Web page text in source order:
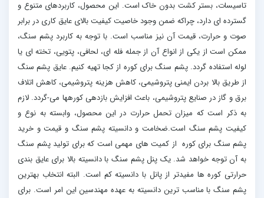
تاسیسات، بستر کشت بدون خاک است. این محصول، کاربردهای متنوع و
گسترده ای دارد، چراکه ضمن وجود خاصیت کیفیت بالای عایق کاری در برابر
صوت و حرارت، قیمت آن نیز مناسب است. با توجه به کاربرد پشم سنگ،
ممکن است از یکی از انواع آن از جمله فله ای، لحافی، پتویی، تخته ای یا
لوله استفاده گردد. پشم سنگ برای کوره از کجا تهیه کنیم. عایق پشم سنگ
از طریق بالا بردن ایمنی پتروشیمی، کاهش هزینه پتروشیمی، کاهش اتلاف
برق و گاز در صنایع پتروشیمی، باعث افزایش بازدهی کورهها می-گردد. لازم
به ذکر است که میزان تحمل حرارت در این محصول، وابسته به نوع و
کیفیت پشم سنگ است.ضخامت و دانسیته پشم سنگ و قیمت و خرید
پشم سنگ برای کوره از کمیت های مهمی است که برای تولید پشم سنگ
به آن توجه خواهد شد. یک پنل پشم سنگ با دانسیته بالا برای عایق بندی
حرارتی کوره ها مفیدتر از پانل با دانسیته کم است. البته انتخاب بهترین
پشم سنگ با مناسب ترین دانسیته به عهده مهندسین این امر است. برای